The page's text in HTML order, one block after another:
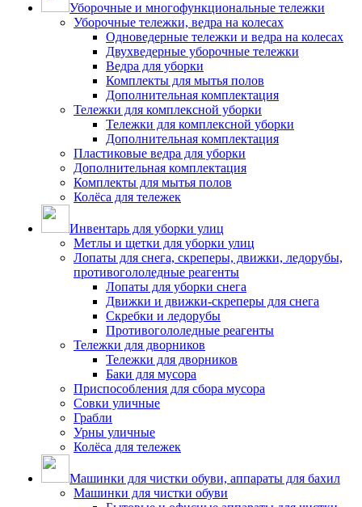
Уборочные и многофункциональные тележки
Уборочные тележки, ведра на колесах
Одноведерные тележки и ведра на колесах
Двухведерные уборочные тележки
Ведра для уборки
Комплекты для мытья полов
Дополнительная комплектация
Тележки для комплексной уборки
Тележки для комплексной уборки
Дополнительная комплектация
Пластиковые ведра для уборки
Дополнительная комплектация
Комплекты для мытья полов
Колёса для тележек
Инвентарь для уборки улиц
Метлы и щетки для уборки улиц
Лопаты для снега, скреперы, движки, ледорубы,
противогололедные реагенты
Лопаты для уборки снега
Движки и движки-скреперы для снега
Скребки и ледорубы
Противогололедные реагенты
Тележки для дворников
Тележки для дворников
Баки для мусора
Приспособления для сбора мусора
Совки уличные
Грабли
Урны уличные
Колёса для тележек
Машинки для чистки обуви, аппараты для бахил
Машинки для чистки обуви